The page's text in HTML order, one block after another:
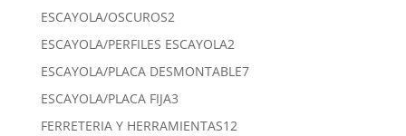
ESCAYOLA/OSCUROS22
productos
ESCAYOLA/PERFILES ESCAYOLA22
productos
ESCAYOLA/PLACA DESMONTABLE77
ESCAYOLA/PLACA FIJA33
productos
FERRETERIA Y HERRAMIENTAS1212